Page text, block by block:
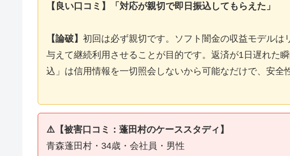
【良い口コミ】「対応が親切で即日振込してもらえた」
【論破】 初回は必ず親切です。ソフト闇金の収益モデルは
与えて継続利用させることが目的です。返済が1日遅れた
込」は信用情報を一切照会しないから可能なだけで、安全
⚠️【被害口コミ：蓬田村のケーススタディ】
青森蓬田村・34歳・会社員・男性